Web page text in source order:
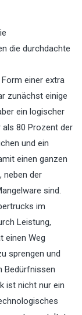
die durchdachte
einer extra
zunächst einige
ein logischer
80 Prozent der
und ein
einen ganzen
neben der
sind.
im
Leistung,
einen Weg
sprengen und
Bedürfnissen
ist nicht nur ein